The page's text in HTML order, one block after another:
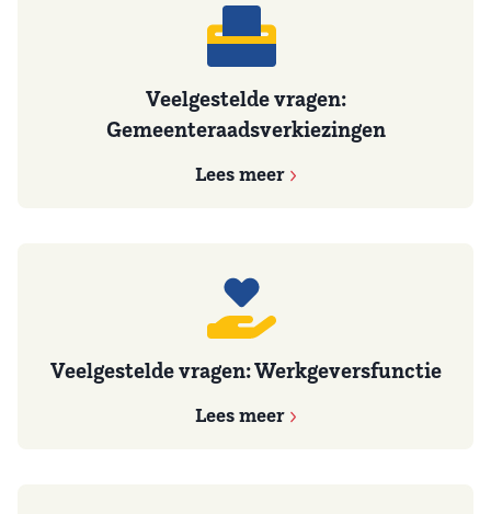
Veelgestelde vragen:
Gemeenteraadsverkiezingen
Lees meer
Veelgestelde vragen: Werkgeversfunctie
Lees meer